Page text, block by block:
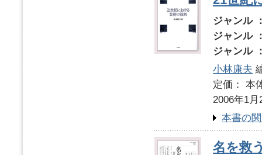
ジャンル
ジャンル
ジャンル
小林康夫
定価：
2006年1月
本書の
名を救